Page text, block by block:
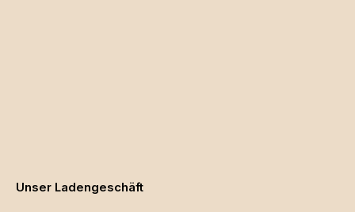
Unser Ladengeschäft